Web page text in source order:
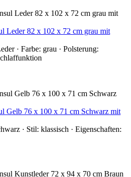
Leder 82 x 102 x 72 cm grau mit
· Farbe: grau · Polsterung:
Gelb 76 x 100 x 71 cm Schwarz mit
· Stil: klassisch · Eigenschaften: